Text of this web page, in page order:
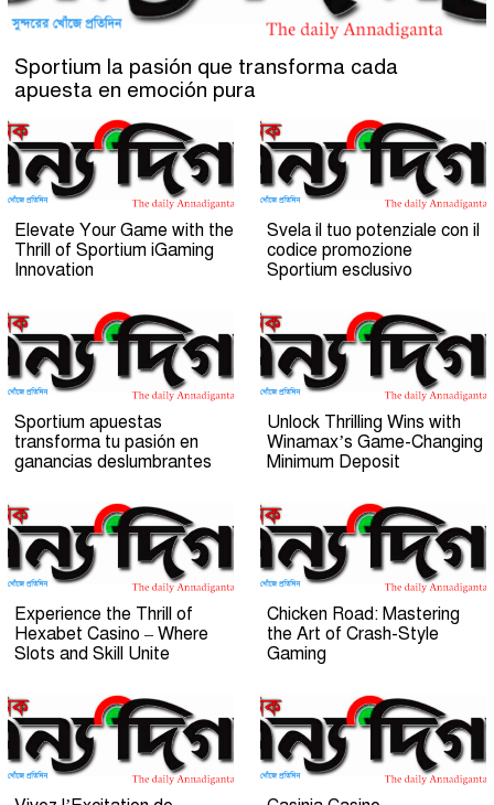
Sportium la pasión que transforma cada
apuesta en emoción pura
Elevate Your Game with the
Thrill of Sportium iGaming
Innovation
Svela il tuo potenziale con il
codice promozione
Sportium esclusivo
Sportium apuestas
transforma tu pasión en
ganancias deslumbrantes
Unlock Thrilling Wins with
Winamax’s Game-Changing
Minimum Deposit
Experience the Thrill of
Hexabet Casino – Where
Slots and Skill Unite
Chicken Road: Mastering
the Art of Crash-Style
Gaming